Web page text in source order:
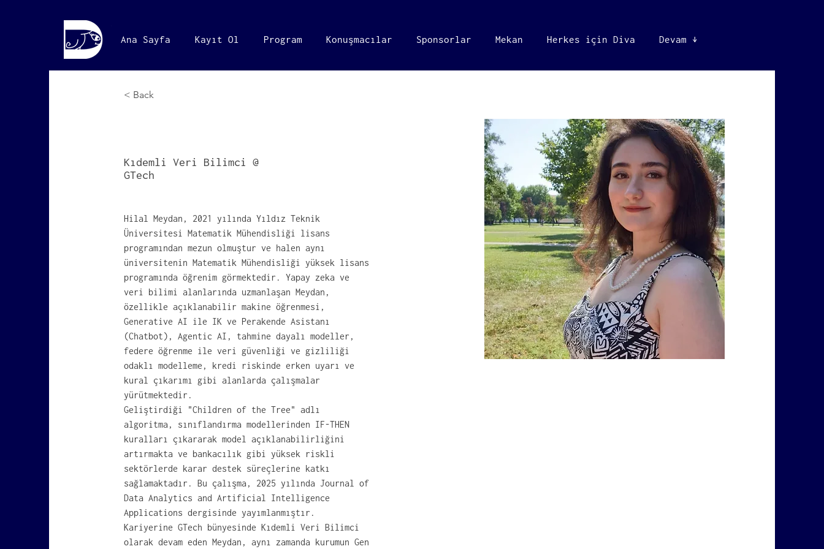
Ana Sayfa Kayıt Ol Program Konuşmacılar Sponsorlar Mekan Herkes için Diva Devam ↓
< Back
Kıdemli Veri Bilimci @
GTech
Hilal Meydan, 2021 yılında Yıldız Teknik
Üniversitesi Matematik Mühendisliği lisans
programından mezun olmuştur ve halen aynı
üniversitenin Matematik Mühendisliği yüksek lisans
programında öğrenim görmektedir. Yapay zeka ve
veri bilimi alanlarında uzmanlaşan Meydan,
özellikle açıklanabilir makine öğrenmesi,
Generative AI ile IK ve Perakende Asistanı
(Chatbot), Agentic AI, tahmine dayalı modeller,
federe öğrenme ile veri güvenliği ve gizliliği
odaklı modelleme, kredi riskinde erken uyarı ve
kural çıkarımı gibi alanlarda çalışmalar
yürütmektedir.
Geliştirdiği "Children of the Tree" adlı
algoritma, sınıflandırma modellerinden IF-THEN
kuralları çıkararak model açıklanabilirliğini
artırmakta ve bankacılık gibi yüksek riskli
sektörlerde karar destek süreçlerine katkı
sağlamaktadır. Bu çalışma, 2025 yılında Journal of
Data Analytics and Artificial Intelligence
Applications dergisinde yayımlanmıştır.
Kariyerine GTech bünyesinde Kıdemli Veri Bilimci
olarak devam eden Meydan, aynı zamanda kurumun Gen